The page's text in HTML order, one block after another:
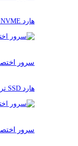
هارد NVME ترافیک نامحدود
سرور
هارد SSD ترافیک نامحدود
سرور